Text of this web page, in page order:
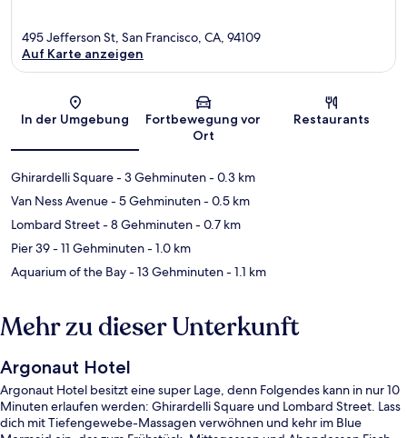
Karte
495 Jefferson St, San Francisco, CA, 94109
Auf Karte anzeigen
In der Umgebung
Fortbewegung vor
Ort
Restaurants
Ghirardelli Square- 3 Gehminuten- 0.3 km
Van Ness Avenue- 5 Gehminuten- 0.5 km
Lombard Street- 8 Gehminuten- 0.7 km
Pier 39- 11 Gehminuten- 1.0 km
Aquarium of the Bay- 13 Gehminuten- 1.1 km
Mehr zu dieser Unterkunft
Argonaut Hotel
Argonaut Hotel besitzt eine super Lage, denn Folgendes kann in nur 10
Minuten erlaufen werden: Ghirardelli Square und Lombard Street. Lass
dich mit Tiefengewebe-Massagen verwöhnen und kehr im Blue